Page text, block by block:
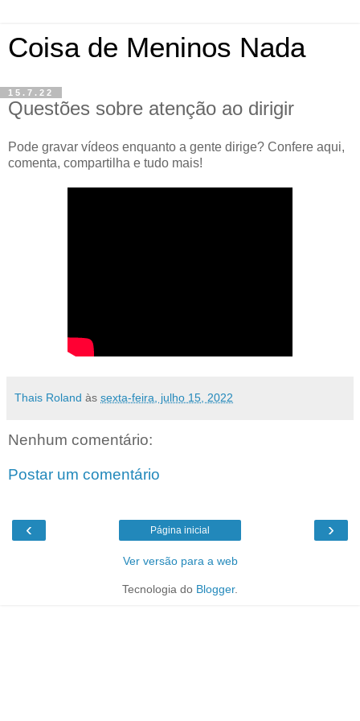
Coisa de Meninos Nada
15.7.22
Questões sobre atenção ao dirigir
Pode gravar vídeos enquanto a gente dirige? Confere aqui,
comenta, compartilha e tudo mais!
Thais Roland às sexta-feira, julho 15, 2022
Nenhum comentário:
Postar um comentário
‹ ›
Página inicial
Ver versão para a web
Tecnologia do Blogger.